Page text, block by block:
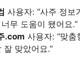
사용자: “사주 정보
무 도움이 됐어요.”
.com 사용자: “맞
잘 맞았어요.”